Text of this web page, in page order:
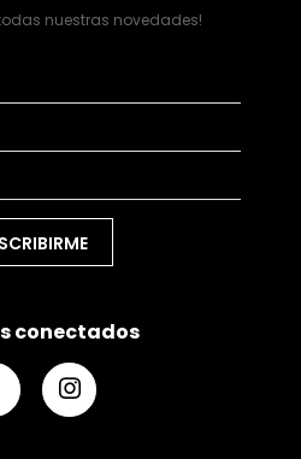
nuestras novedades!
conectados
